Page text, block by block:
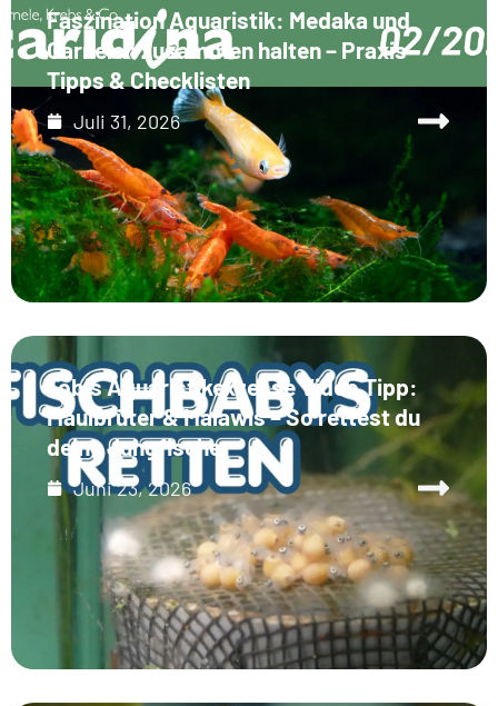
Faszination Aquaristik: Medaka und
Garnelen zusammen halten – Praxis-
Tipps & Checklisten
Juli 31, 2026
Tobis Aquaristikexzesse Video Tipp:
Maulbrüter & Malawis – So rettest du
deine Jungfische
Juni 23, 2026